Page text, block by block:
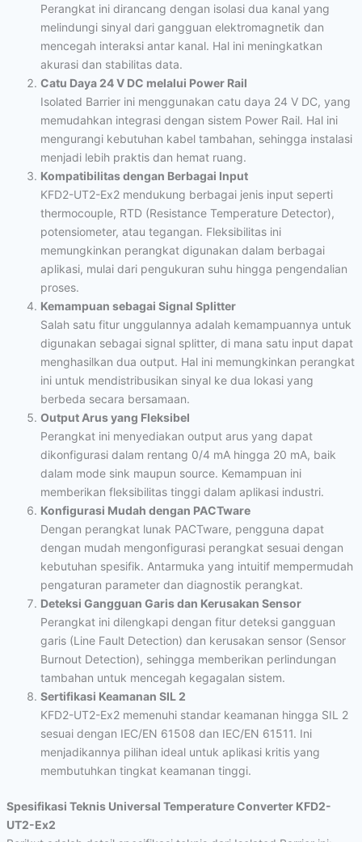
Perangkat ini dirancang dengan isolasi dua kanal yang
melindungi sinyal dari gangguan elektromagnetik dan
mencegah interaksi antar kanal. Hal ini meningkatkan
akurasi dan stabilitas data.
Catu Daya 24 V DC melalui Power Rail
Isolated Barrier ini menggunakan catu daya 24 V DC, yang
memudahkan integrasi dengan sistem Power Rail. Hal ini
mengurangi kebutuhan kabel tambahan, sehingga instalasi
menjadi lebih praktis dan hemat ruang.
Kompatibilitas dengan Berbagai Input
KFD2-UT2-Ex2 mendukung berbagai jenis input seperti
thermocouple, RTD (Resistance Temperature Detector),
potensiometer, atau tegangan. Fleksibilitas ini
memungkinkan perangkat digunakan dalam berbagai
aplikasi, mulai dari pengukuran suhu hingga pengendalian
proses.
Kemampuan sebagai Signal Splitter
Salah satu fitur unggulannya adalah kemampuannya untuk
digunakan sebagai signal splitter, di mana satu input dapat
menghasilkan dua output. Hal ini memungkinkan perangkat
ini untuk mendistribusikan sinyal ke dua lokasi yang
berbeda secara bersamaan.
Output Arus yang Fleksibel
Perangkat ini menyediakan output arus yang dapat
dikonfigurasi dalam rentang 0/4 mA hingga 20 mA, baik
dalam mode sink maupun source. Kemampuan ini
memberikan fleksibilitas tinggi dalam aplikasi industri.
Konfigurasi Mudah dengan PACTware
Dengan perangkat lunak PACTware, pengguna dapat
dengan mudah mengonfigurasi perangkat sesuai dengan
kebutuhan spesifik. Antarmuka yang intuitif mempermudah
pengaturan parameter dan diagnostik perangkat.
Deteksi Gangguan Garis dan Kerusakan Sensor
Perangkat ini dilengkapi dengan fitur deteksi gangguan
garis (Line Fault Detection) dan kerusakan sensor (Sensor
Burnout Detection), sehingga memberikan perlindungan
tambahan untuk mencegah kegagalan sistem.
Sertifikasi Keamanan SIL 2
KFD2-UT2-Ex2 memenuhi standar keamanan hingga SIL 2
sesuai dengan IEC/EN 61508 dan IEC/EN 61511. Ini
menjadikannya pilihan ideal untuk aplikasi kritis yang
membutuhkan tingkat keamanan tinggi.
Spesifikasi Teknis Universal Temperature Converter KFD2-
UT2-Ex2